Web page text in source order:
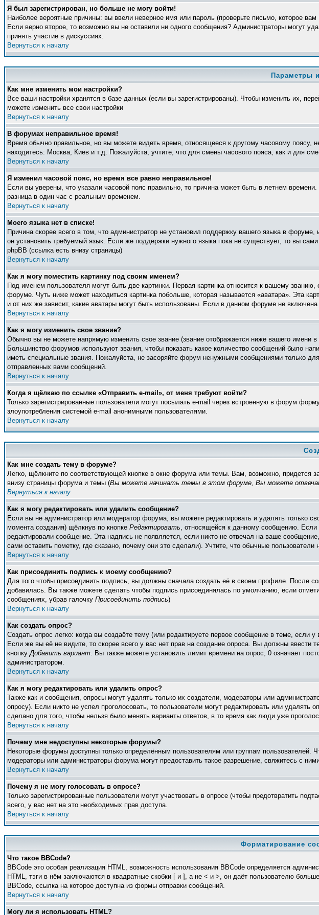
Я был зарегистрирован, но больше не могу войти!
Наиболее вероятные причины: вы ввели неверное имя или пароль (проверьте письмо, которое
Если верно второе, то возможно вы не оставили ни одного сообщения? Администраторы могут
принять участие в дискуссиях.
Вернуться к началу
Параметры
Как мне изменить мои настройки?
Все ваши настройки хранятся в базе данных (если вы зарегистрированы). Чтобы изменить их,
можете изменить все свои настройки
Вернуться к началу
В форумах неправильное время!
Время обычно правильное, но вы можете видеть время, относящееся к другому часовому
находитесь: Москва, Киев и т.д. Пожалуйста, учтите, что для смены часового пояса, как и для
Вернуться к началу
Я изменил часовой пояс, но время все равно неправильное!
Если вы уверены, что указали часовой пояс правильно, то причина может быть в летнем
разница в один час с реальным временем.
Вернуться к началу
Моего языка нет в списке!
Причина скорее всего в том, что администратор не установил поддержку вашего языка в
он установить требуемый язык. Если же поддержки нужного языка пока не существует, то вы
phpBB (ссылка есть внизу страницы)
Вернуться к началу
Как я могу поместить картинку под своим именем?
Под именем пользователя могут быть две картинки. Первая картинка относится к вашему
форуме. Чуть ниже может находиться картинка побольше, которая называется «аватара». Эта
и от них же зависит, какие аватары могут быть использованы. Если в данном форуме не
Вернуться к началу
Как я могу изменить свое звание?
Обычно вы не можете напрямую изменить свое звание (звание отображается ниже вашего
Большинство форумов используют звания, чтобы показать какое количество сообщений было
иметь специальные звания. Пожалуйста, не засоряйте форум ненужными сообщениями только
отправленных вами сообщений.
Вернуться к началу
Когда я щёлкаю по ссылке «Отправить e-mail», от меня требуют войти?
Только зарегистрированные пользователи могут посылать e-mail через встроенную в форум
злоупотребления системой e-mail анонимными пользователями.
Вернуться к началу
Как мне создать тему в форуме?
Легко, щёлкните по соответствующей кнопке в окне форума или темы. Вам, возможно, придется
внизу страницы форума и темы (Вы можете начинать темы в этом форуме, Вы можете
Вернуться к началу
Как я могу редактировать или удалить сообщение?
Если вы не администратор или модератор форума, вы можете редактировать и удалять только
момента создания) щёлкнув по кнопке Редактировать, относящейся к данному сообщению. Если
редактировали сообщение. Эта надпись не появляется, если никто не отвечал на ваше
сами оставить пометку, где сказано, почему они это сделали). Учтите, что обычные
Вернуться к началу
Как присоединить подпись к моему сообщению?
Для того чтобы присоединить подпись, вы должны сначала создать её в своем профиле. После
добавилась. Вы также можете сделать чтобы подпись присоединялась по умолчанию, если
сообщениях, убрав галочку Присоединить подпись)
Вернуться к началу
Как создать опрос?
Создать опрос легко: когда вы создаёте тему (или редактируете первое сообщение в теме,
Если же вы её не видите, то скорее всего у вас нет прав на создание опроса. Вы должны ввести
кнопкуДобавить вариант. Вы также можете установить лимит времени на опрос, 0 означает
администратором.
Вернуться к началу
Как я могу редактировать или удалить опрос?
Также как и сообщения, опросы могут удалять только их создатели, модераторы или
опросу). Если никто не успел проголосовать, то пользователи могут редактировать или
сделано для того, чтобы нельзя было менять варианты ответов, в то время как люди уже
Вернуться к началу
Почему мне недоступны некоторые форумы?
Некоторые форумы доступны только определённым пользователям или группам пользователей.
модераторы или администраторы форума могут предоставить такое разрешение, свяжитесь с
Вернуться к началу
Почему я не могу голосовать в опросе?
Только зарегистрированные пользователи могут участвовать в опросе (чтобы предотвратить
всего, у вас нет на это необходимых прав доступа.
Вернуться к началу
Форматирование
Что такое BBCode?
BBCode это особая реализация HTML, возможность использования BBCode определяется
HTML, тэги в нём заключаются в квадратные скобки [ и ], а не < и >, он даёт пользователю
BBCode, ссылка на которое доступна из формы отправки сообщений.
Вернуться к началу
Могу ли я использовать HTML?